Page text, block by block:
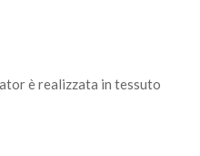
è realizzata in tessuto